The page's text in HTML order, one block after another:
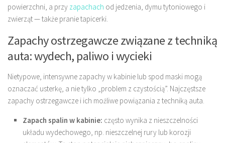
powierzchni, a przy zapachach od jedzenia, dymu tytoniowego i
zwierząt — także pranie tapicerki.
Zapachy ostrzegawcze związane z techniką
auta: wydech, paliwo i wycieki
Nietypowe, intensywne zapachy w kabinie lub spod maski mogą
oznaczać usterkę, a nie tylko „problem z czystością”. Najczęstsze
zapachy ostrzegawcze i ich możliwe powiązania z techniką auta.
Zapach spalin w kabinie: często wynika z nieszczelności
układu wydechowego, np. nieszczelnej rury lub korozji